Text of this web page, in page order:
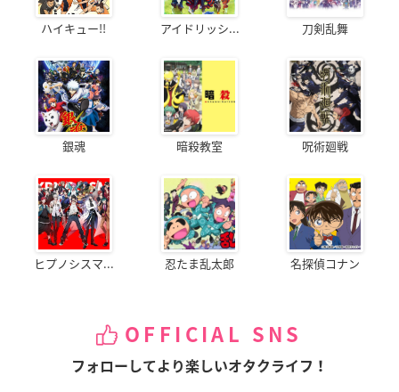
ハイキュー!! アイドリッシ... 刀剣乱舞
銀魂 暗殺教室 呪術廻戦
ヒプノシスマ... 忍たま乱太郎 名探偵コナン
OFFICIAL SNS
フォローしてより楽しいオタクライフ！